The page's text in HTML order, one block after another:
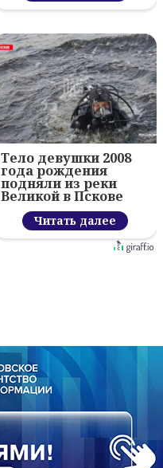
Тело девушки 2008
года рождения
подняли из реки
Великой в Пскове
Читать далее